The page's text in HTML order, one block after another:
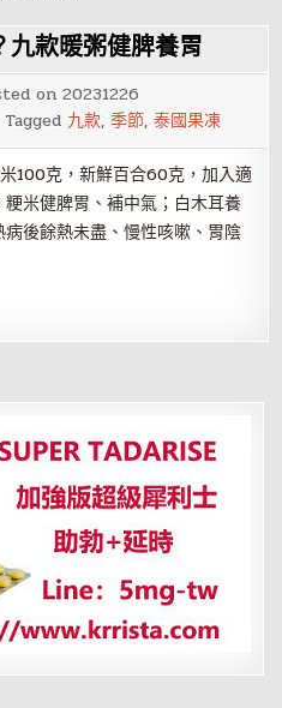
九款暖粥健脾養胃
on20231226
Tagged 九款,季節,泰國果凍
100克，新鮮百合60克，加入適
米健脾胃、補中氣；白木耳養
後餘熱未盡、慢性咳嗽、胃陰